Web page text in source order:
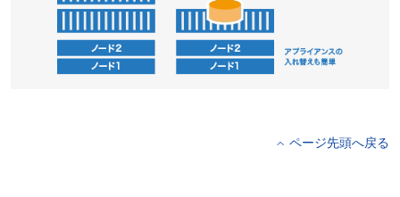
ページ先頭へ戻る